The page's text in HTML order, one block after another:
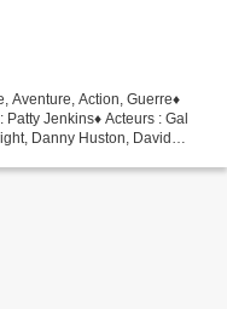
Aventure, Action, Guerre♦
Jenkins♦ Acteurs : Gal
Danny Huston, David